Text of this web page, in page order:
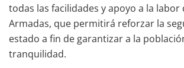
todas las facilidades y apoyo a la labor
Armadas, que permitirá reforzar la
estado a fin de garantizar a la
tranquilidad.